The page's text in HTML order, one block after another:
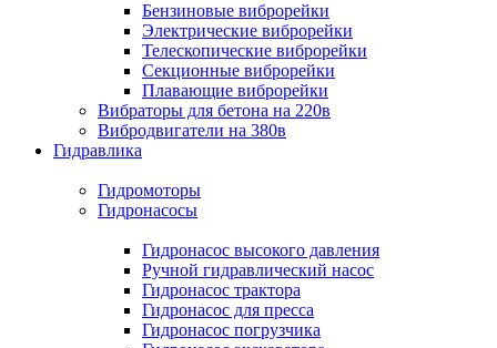
Бензиновые виброрейки
Электрические виброрейки
Телескопические виброрейки
Секционные виброрейки
Плавающие виброрейки
Вибраторы для бетона на 220в
Вибродвигатели на 380в
Гидравлика
Гидромоторы
Гидронасосы
Гидронасос высокого давления
Ручной гидравлический насос
Гидронасос трактора
Гидронасос для пресса
Гидронасос погрузчика